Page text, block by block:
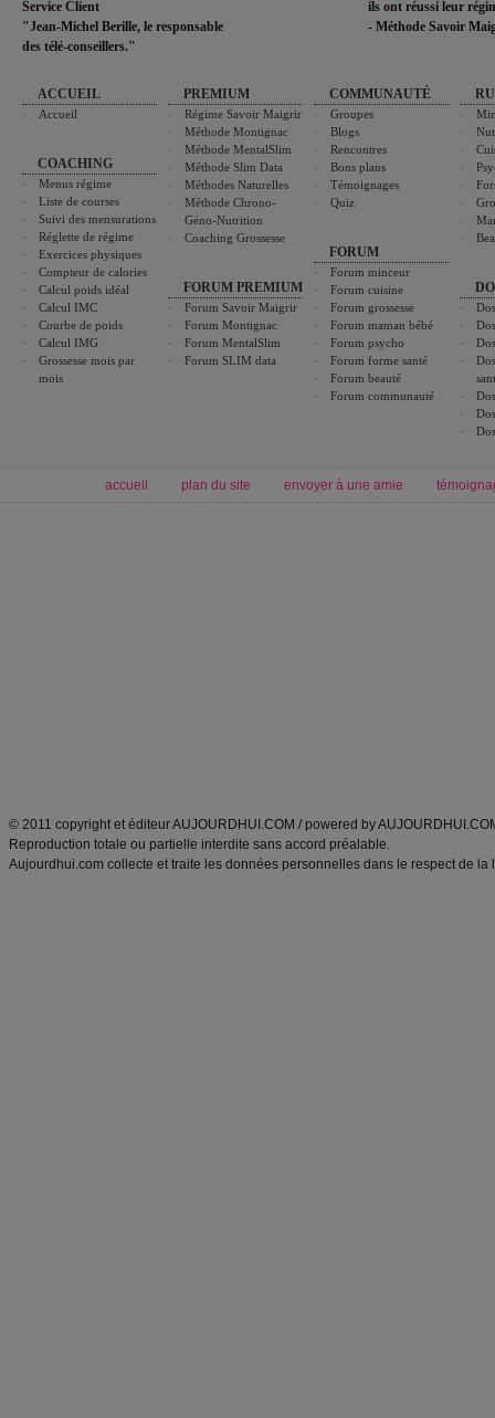
Service Client
"Jean-Michel Berille, le responsable
des télé-conseillers."
ils ont réussi leur
- Méthode Savoir
ACCUEIL
Accueil
COACHING
Menus régime
Liste de courses
Suivi des mensurations
Réglette de régime
Exercices physiques
Compteur de calories
Calcul poids idéal
Calcul IMC
Courbe de poids
Calcul IMG
Grossesse mois par
mois
PREMIUM
Régime Savoir Maigrir
Méthode Montignac
Méthode MentalSlim
Méthode Slim Data
Méthodes Naturelles
Méthode Chrono-
Géno-Nutrition
Coaching Grossesse
FORUM PREMIUM
Forum Savoir Maigrir
Forum Montignac
Forum MentalSlim
Forum SLIM data
COMMUNAUTÉ
Groupes
Blogs
Rencontres
Bons plans
Témoignages
Quiz
FORUM
Forum minceur
Forum cuisine
Forum grossesse
Forum maman bébé
Forum psycho
Forum forme santé
Forum beauté
Forum communauté
accueil plan du site envoyer à une amie
© 2011 copyright et éditeur AUJOURDHUI.COM / powered by
Reproduction totale ou partielle interdite sans accord préalable.
Aujourdhui.com collecte et traite les données personnelles dans le respect de